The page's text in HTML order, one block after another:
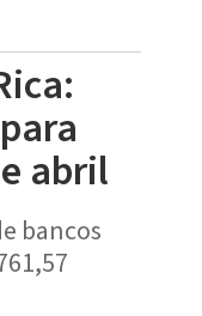
abril
bancos